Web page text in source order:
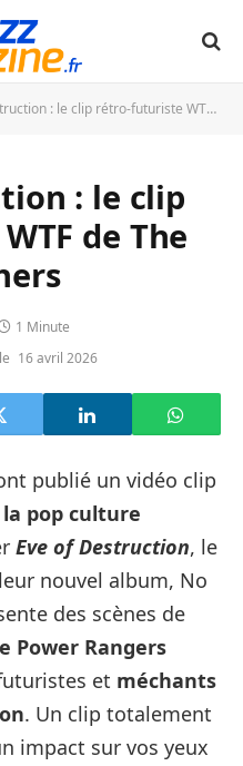
: le clip rétro-futuriste WTF de The Chemical Brothers
: le clip
de The
1 Minute
16 avril 2026
publié un vidéo clip
pop culture
Eve of Destruction, le
nouvel album, No
des scènes de
Power Rangers
et méchants
. Un clip totalement
impact sur vos yeux